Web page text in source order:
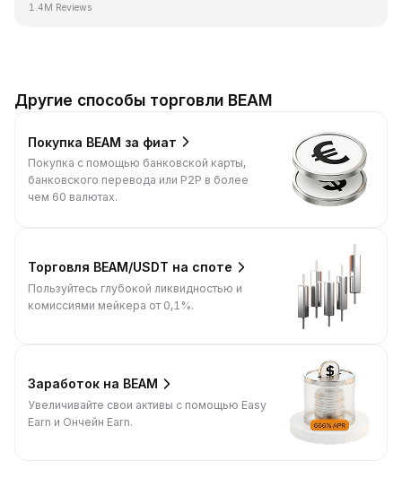
1.4M Reviews
Другие способы торговли BEAM
Покупка BEAM за фиат
Покупка с помощью банковской карты,
банковского перевода или P2P в более
чем 60 валютах.
Торговля BEAM/USDT на споте
Пользуйтесь глубокой ликвидностью и
комиссиями мейкера от 0,1%.
Заработок на BEAM
Увеличивайте свои активы с помощью Easy
Earn и Ончейн Earn.